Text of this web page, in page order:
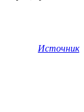
Источник